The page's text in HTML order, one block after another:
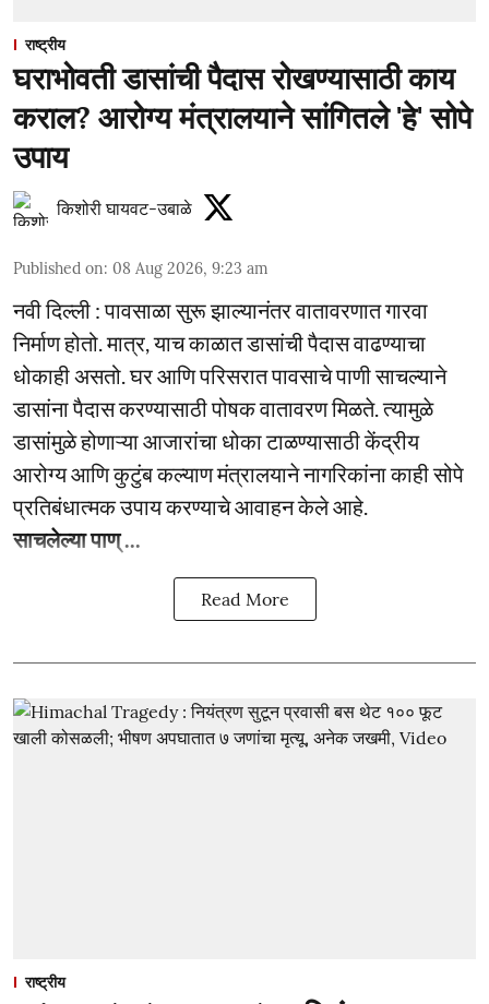
राष्ट्रीय
घराभोवती डासांची पैदास रोखण्यासाठी काय
कराल? आरोग्य मंत्रालयाने सांगितले 'हे' सोपे
उपाय
किशोरी घायवट-उबाळे
Published on: 08 Aug 2026, 9:23 am
नवी दिल्ली : पावसाळा सुरू झाल्यानंतर वातावरणात गारवा
निर्माण होतो. मात्र, याच काळात डासांची पैदास वाढण्याचा
धोकाही असतो. घर आणि परिसरात पावसाचे पाणी साचल्याने
डासांना पैदास करण्यासाठी पोषक वातावरण मिळते. त्यामुळे
डासांमुळे होणाऱ्या आजारांचा धोका टाळण्यासाठी केंद्रीय
आरोग्य आणि कुटुंब कल्याण मंत्रालयाने नागरिकांना काही सोपे
प्रतिबंधात्मक उपाय करण्याचे आवाहन केले आहे.
साचलेल्या पाण् ...
Read More
राष्ट्रीय